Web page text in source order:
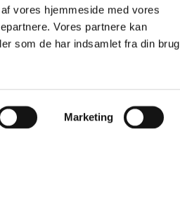
vores hjemmeside med vores
Vores partnere kan
som de har indsamlet fra din brug
Marketing
hovedkontoret
København K
T. 53 52 99 00